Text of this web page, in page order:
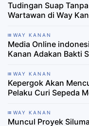
Tudingan Suap
Wartawan di Way
WAY KANAN
Media Online
Kanan Adakan Bakti
WAY KANAN
Kepergok Akan
Pelaku Curi Sepeda
WAY KANAN
Muncul Proyek